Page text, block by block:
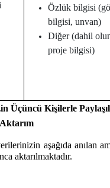
Özlük bilgisi
bilgisi, unvan)
Diğer (dahil
proje bilgisi)
Üçüncü Kişilerle
aşağıda anılan
aktarılmaktadır.